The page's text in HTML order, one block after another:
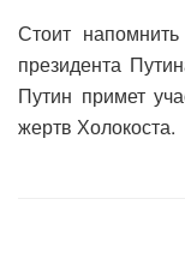
Стоит
президента
Путин примет
жертв Холокоста.